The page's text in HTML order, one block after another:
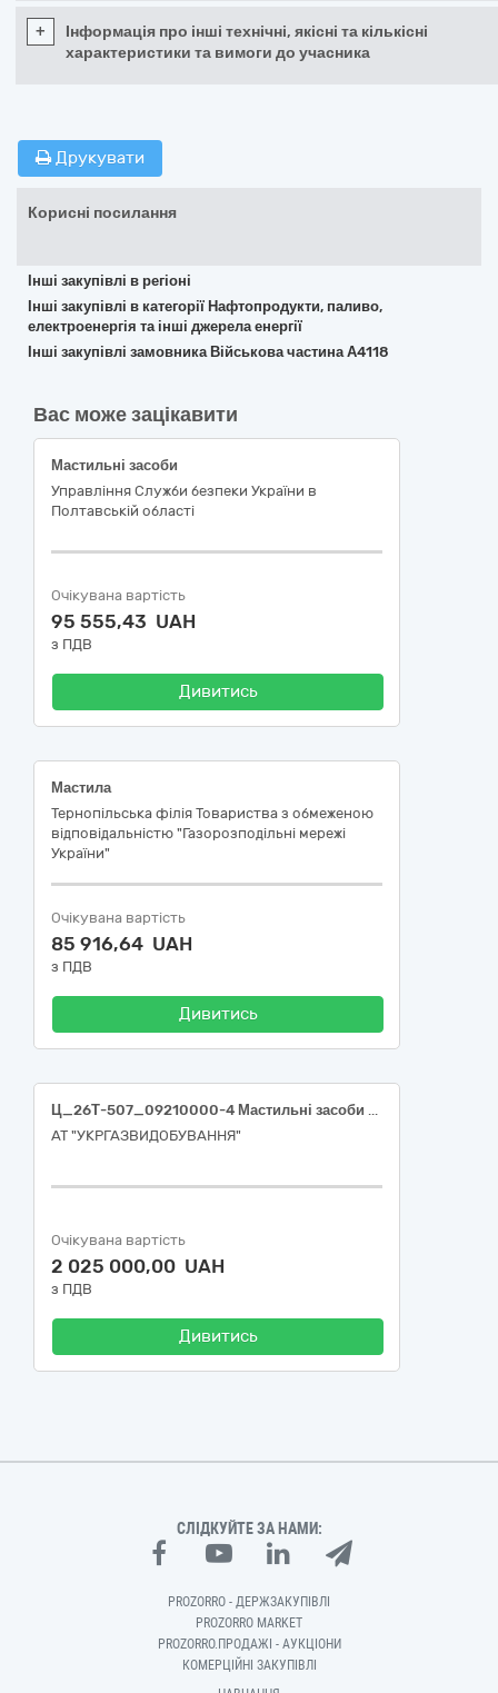
+
Інформація про інші технічні, якісні та кількісні
характеристики та вимоги до учасника
Друкувати
Корисні посилання
Інші закупівлі в регіоні
Інші закупівлі в категорії Нафтопродукти, паливо,
електроенергія та інші джерела енергії
Інші закупівлі замовника Військова частина А4118
Вас може зацікавити
Мастильні засоби
Управління Служби безпеки України в
Полтавській області
Очікувана вартість
95 555,43 UAH
з ПДВ
Дивитись
Мастила
Тернопільська філія Товариства з обмеженою
відповідальністю "Газорозподільні мережі
України"
Очікувана вартість
85 916,64 UAH
з ПДВ
Дивитись
Ц_26Т-507_09210000-4 Мастильні засоби (Олива для турбокомпресорних агрегатів ТКА-Ц 6,3/0,49-5,5)
АТ "УКРГАЗВИДОБУВАННЯ"
Очікувана вартість
2 025 000,00 UAH
з ПДВ
Дивитись
СЛІДКУЙТЕ ЗА НАМИ:
PROZORRO - ДЕРЖЗАКУПІВЛІ
PROZORRO MARKET
PROZORRO.ПРОДАЖІ - АУКЦІОНИ
КОМЕРЦІЙНІ ЗАКУПІВЛІ